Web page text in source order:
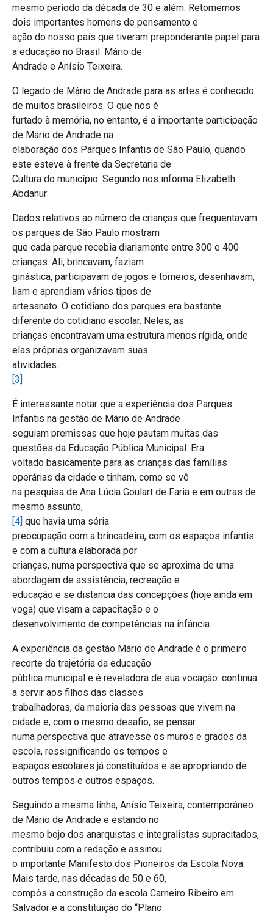
mesmo período da década de 30 e além. Retomemos
dois importantes homens de pensamento e
ação do nosso país que tiveram preponderante papel para
a educação no Brasil: Mário de
Andrade e Anísio Teixeira.
O legado de Mário de Andrade para as artes é conhecido
de muitos brasileiros. O que nos é
furtado à memória, no entanto, é a importante participação
de Mário de Andrade na
elaboração dos Parques Infantis de São Paulo, quando
este esteve à frente da Secretaria de
Cultura do município. Segundo nos informa Elizabeth
Abdanur:
Dados relativos ao número de crianças que frequentavam
os parques de São Paulo mostram
que cada parque recebia diariamente entre 300 e 400
crianças. Ali, brincavam, faziam
ginástica, participavam de jogos e torneios, desenhavam,
liam e aprendiam vários tipos de
artesanato. O cotidiano dos parques era bastante
diferente do cotidiano escolar. Neles, as
crianças encontravam uma estrutura menos rígida, onde
elas próprias organizavam suas
atividades.
[3]
É interessante notar que a experiência dos Parques
Infantis na gestão de Mário de Andrade
seguiam premissas que hoje pautam muitas das
questões da Educação Pública Municipal. Era
voltado basicamente para as crianças das famílias
operárias da cidade e tinham, como se vê
na pesquisa de Ana Lúcia Goulart de Faria e em outras de
mesmo assunto,
[4] que havia uma séria
preocupação com a brincadeira, com os espaços infantis
e com a cultura elaborada por
crianças, numa perspectiva que se aproxima de uma
abordagem de assistência, recreação e
educação e se distancia das concepções (hoje ainda em
voga) que visam a capacitação e o
desenvolvimento de competências na infância.
A experiência da gestão Mário de Andrade é o primeiro
recorte da trajetória da educação
pública municipal e é reveladora de sua vocação: continua
a servir aos filhos das classes
trabalhadoras, da maioria das pessoas que vivem na
cidade e, com o mesmo desafio, se pensar
numa perspectiva que atravesse os muros e grades da
escola, ressignificando os tempos e
espaços escolares já constituídos e se apropriando de
outros tempos e outros espaços.
Seguindo a mesma linha, Anísio Teixeira, contemporâneo
de Mário de Andrade e estando no
mesmo bojo dos anarquistas e integralistas supracitados,
contribuiu com a redação e assinou
o importante Manifesto dos Pioneiros da Escola Nova.
Mais tarde, nas décadas de 50 e 60,
compôs a construção da escola Carneiro Ribeiro em
Salvador e a constituição do “Plano